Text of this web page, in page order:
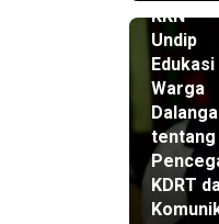
KKN
Undip
Edukasi
Warga
tentang
KDRT